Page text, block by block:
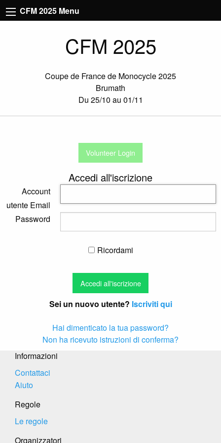
CFM 2025 Menu
CFM 2025
Coupe de France de Monocycle 2025
Brumath
Du 25/10 au 01/11
Volunteer Login
Accedi all'iscrizione
Account
utente Email
Password
Ricordami
Sei un nuovo utente? Iscriviti qui
Hai dimenticato la tua password?
Non ha ricevuto istruzioni di conferma?
Informazioni
Contattaci
Aiuto
Regole
Le regole
Organizzatori